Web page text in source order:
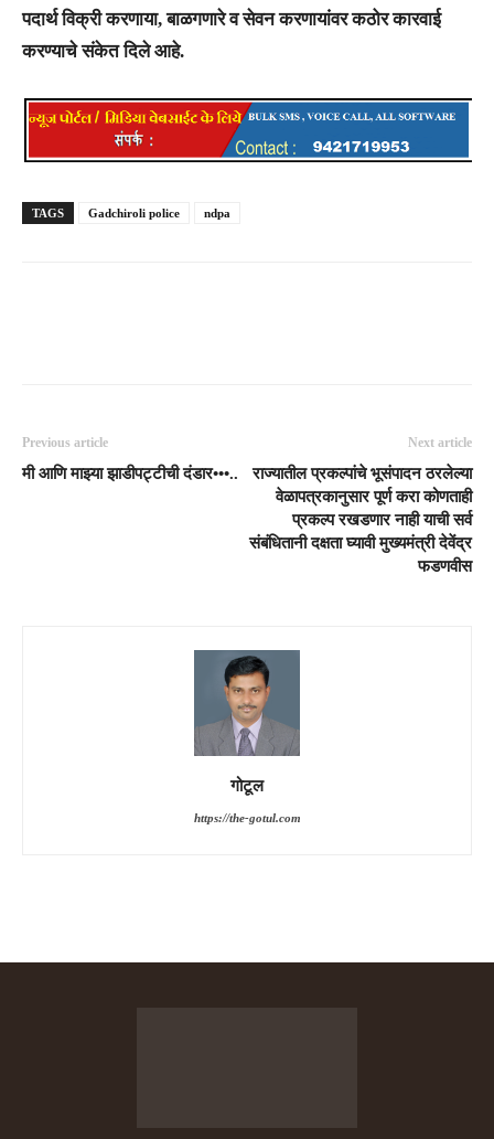
पदार्थ विक्री करणा­या, बाळगणारे व सेवन करणा­यांवर कठोर कारवाई
करण्याचे संकेत दिले आहे.
TAGS Gadchiroli police ndpa
Previous article
मी आणि माझ्या झाडीपट्टीची दंडार•••..
Next article
राज्यातील प्रकल्पांचे भूसंपादन ठरलेल्या
वेळापत्रकानुसार पूर्ण करा कोणताही
प्रकल्प रखडणार नाही याची सर्व
संबंधितानी दक्षता घ्यावी मुख्यमंत्री देवेंद्र
फडणवीस
गोटूल
https://the-gotul.com